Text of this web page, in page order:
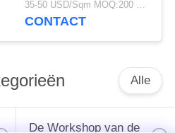
35-50 USD/Sqm MOQ:200 vierkante meter
CONTACT
Alle
De Workshop van de